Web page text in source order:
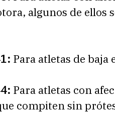
algunos de ellos
Para atletas de baja
Para atletas con
compiten sin